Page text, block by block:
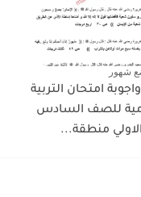
شهور
امتحان التربية
للصف السادس
الاولي منطقة...